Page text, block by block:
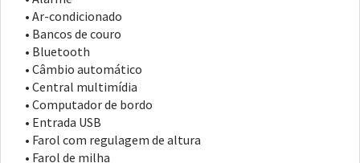
• Ar-condicionado
• Bancos de couro
• Bluetooth
• Câmbio automático
• Central multimídia
• Computador de bordo
• Entrada USB
• Farol com regulagem de altura
• Farol de milha